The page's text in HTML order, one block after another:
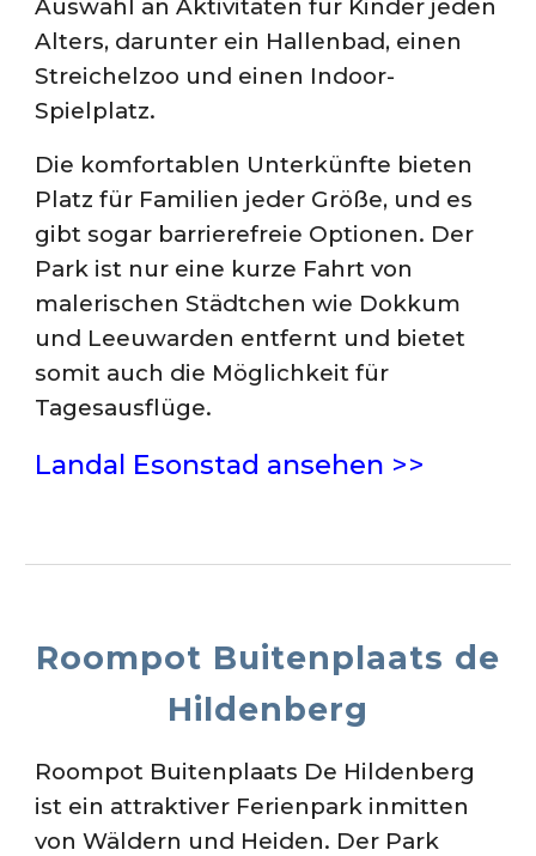
Auswahl an Aktivitäten für Kinder jeden
Alters, darunter ein Hallenbad, einen
Streichelzoo und einen Indoor-
Spielplatz.
Die komfortablen Unterkünfte bieten
Platz für Familien jeder Größe, und es
gibt sogar barrierefreie Optionen. Der
Park ist nur eine kurze Fahrt von
malerischen Städtchen wie Dokkum
und Leeuwarden entfernt und bietet
somit auch die Möglichkeit für
Tagesausflüge.
Landal Esonstad ansehen >>
Roompot Buitenplaats de
Hildenberg
Roompot Buitenplaats De Hildenberg
ist ein attraktiver Ferienpark inmitten
von Wäldern und Heiden. Der Park